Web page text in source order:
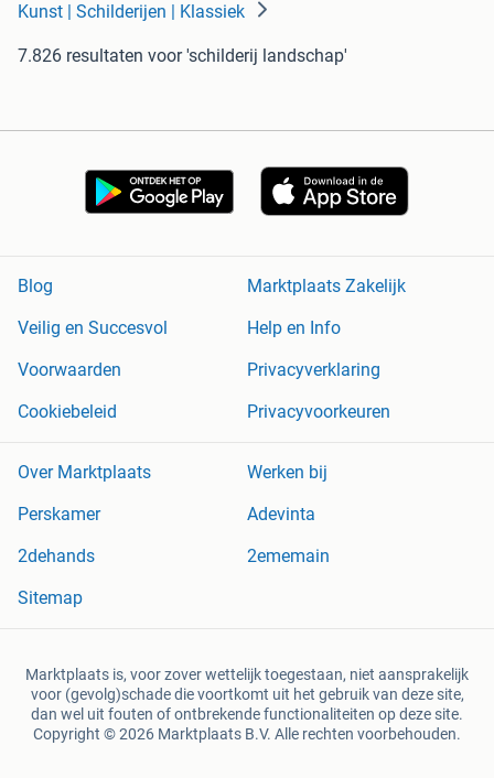
Kunst | Schilderijen | Klassiek
7.826 resultaten voor 'schilderij landschap'
Blog
Marktplaats Zakelijk
Veilig en Succesvol
Help en Info
Voorwaarden
Privacyverklaring
Cookiebeleid
Privacyvoorkeuren
Over Marktplaats
Werken bij
Perskamer
Adevinta
2dehands
2ememain
Sitemap
Marktplaats is, voor zover wettelijk toegestaan, niet aansprakelijk
voor (gevolg)schade die voortkomt uit het gebruik van deze site,
dan wel uit fouten of ontbrekende functionaliteiten op deze site.
Copyright © 2026 Marktplaats B.V. Alle rechten voorbehouden.